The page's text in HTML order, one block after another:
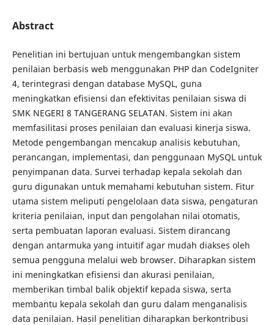
Abstract
Penelitian ini bertujuan untuk mengembangkan sistem
penilaian berbasis web menggunakan PHP dan CodeIgniter
4, terintegrasi dengan database MySQL, guna
meningkatkan efisiensi dan efektivitas penilaian siswa di
SMK NEGERI 8 TANGERANG SELATAN. Sistem ini akan
memfasilitasi proses penilaian dan evaluasi kinerja siswa.
Metode pengembangan mencakup analisis kebutuhan,
perancangan, implementasi, dan penggunaan MySQL untuk
penyimpanan data. Survei terhadap kepala sekolah dan
guru digunakan untuk memahami kebutuhan sistem. Fitur
utama sistem meliputi pengelolaan data siswa, pengaturan
kriteria penilaian, input dan pengolahan nilai otomatis,
serta pembuatan laporan evaluasi. Sistem dirancang
dengan antarmuka yang intuitif agar mudah diakses oleh
semua pengguna melalui web browser. Diharapkan sistem
ini meningkatkan efisiensi dan akurasi penilaian,
memberikan timbal balik objektif kepada siswa, serta
membantu kepala sekolah dan guru dalam menganalisis
data penilaian. Hasil penelitian diharapkan berkontribusi